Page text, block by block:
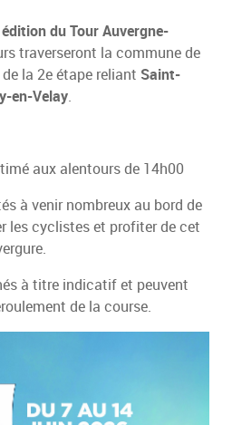
du Tour Auvergne-
traverseront la commune de
la 2e étape reliant Saint-
en-Velay.
aux alentours de 14h00
à venir nombreux au bord de
les cyclistes et profiter de cet
à titre indicatif et peuvent
de la course.